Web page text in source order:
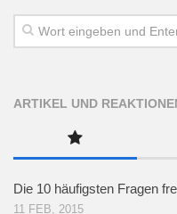
ARTIKEL UND
Die 10 häufigsten Fragen
11 FEB, 2015